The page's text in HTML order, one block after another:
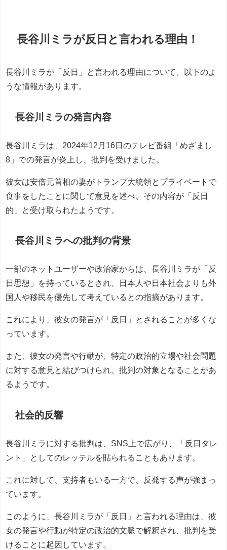
長谷川ミラが反日と言われる理由！
長谷川ミラが「反日」と言われる理由について、以下のよ
うな情報があります。
長谷川ミラの発言内容
長谷川ミラは、2024年12月16日のテレビ番組「めざまし
8」での発言が炎上し、批判を受けました。
彼女は安倍元首相の妻がトランプ大統領とプライベートで
食事をしたことに関して意見を述べ、その内容が「反日
的」と受け取られたようです。
長谷川ミラへの批判の背景
一部のネットユーザーや政治家からは、長谷川ミラが「反
日思想」を持っているとされ、日本人や日本社会よりも外
国人や移民を優先して考えているとの指摘があります。
これにより、彼女の発言が「反日」とされることが多くな
っています。
また、彼女の発言や行動が、特定の政治的立場や社会問題
に対する意見と結びつけられ、批判の対象となることがあ
るようです。
社会的反響
長谷川ミラに対する批判は、SNS上で広がり、「反日タレ
ント」としてのレッテルを貼られることもあります。
これに対して、支持者もいる一方で、反発する声が強まっ
ています。
このように、長谷川ミラが「反日」と言われる理由は、彼
女の発言や行動が特定の政治的文脈で解釈され、批判を受
けることに起因しています。